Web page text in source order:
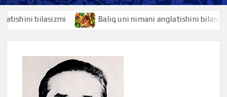
bilasizmi Baliq uni nimani anglatishini bilasizmi